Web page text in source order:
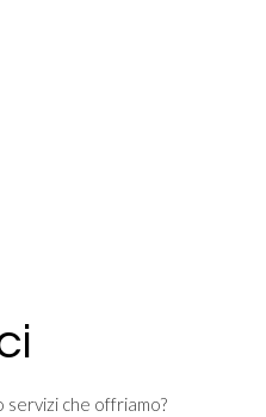
servizi che offriamo?